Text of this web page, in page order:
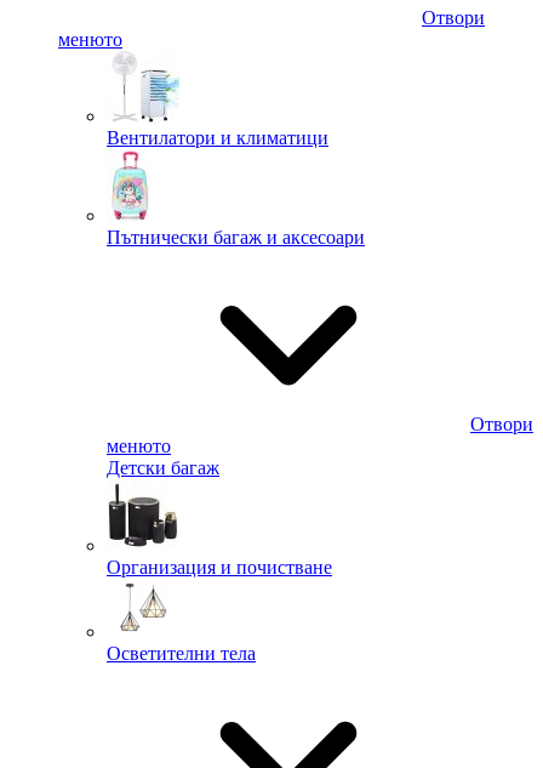
Отвори
менюто
Вентилатори и климатици
Пътнически багаж и аксесоари
Отвори
менюто
Детски багаж
Организация и почистване
Осветителни тела